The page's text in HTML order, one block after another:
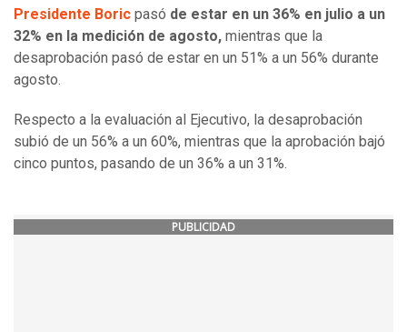
Presidente Boric pasó de estar en un 36% en julio a un
32% en la medición de agosto, mientras que la
desaprobación pasó de estar en un 51% a un 56% durante
agosto.
Respecto a la evaluación al Ejecutivo, la desaprobación
subió de un 56% a un 60%, mientras que la aprobación bajó
cinco puntos, pasando de un 36% a un 31%.
PUBLICIDAD